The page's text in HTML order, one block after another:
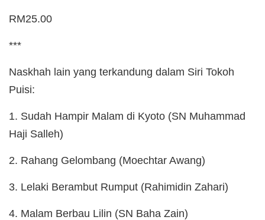
RM25.00
***
Naskhah lain yang terkandung dalam Siri Tokoh
Puisi:
1. Sudah Hampir Malam di Kyoto (SN Muhammad
Haji Salleh)
2. Rahang Gelombang (Moechtar Awang)
3. Lelaki Berambut Rumput (Rahimidin Zahari)
4. Malam Berbau Lilin (SN Baha Zain)